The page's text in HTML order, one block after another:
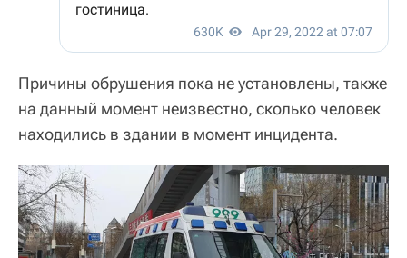
Причины обрушения пока не установлены, также
на данный момент неизвестно, сколько человек
находились в здании в момент инцидента.